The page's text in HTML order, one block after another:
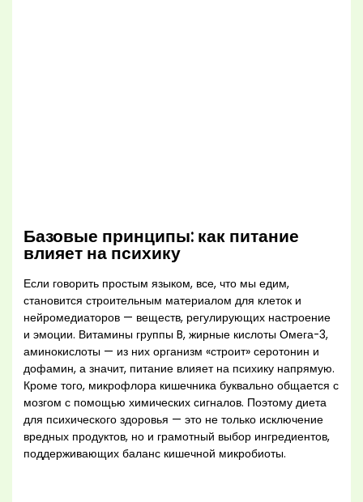
Базовые принципы: как питание
влияет на психику
Если говорить простым языком, все, что мы едим,
становится строительным материалом для клеток и
нейромедиаторов — веществ, регулирующих настроение
и эмоции. Витамины группы B, жирные кислоты Омега-3,
аминокислоты — из них организм «строит» серотонин и
дофамин, а значит, питание влияет на психику напрямую.
Кроме того, микрофлора кишечника буквально общается с
мозгом с помощью химических сигналов. Поэтому диета
для психического здоровья — это не только исключение
вредных продуктов, но и грамотный выбор ингредиентов,
поддерживающих баланс кишечной микробиоты.